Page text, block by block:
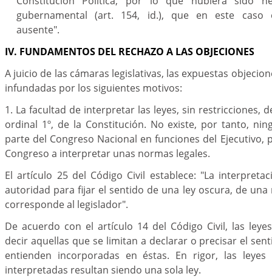
gubernamental (art. 154, id.), que en este caso
ausente".
IV. FUNDAMENTOS DEL RECHAZO A LAS OBJECIONES
A juicio de las cámaras legislativas, las expuestas
infundadas por los siguientes motivos:
1. La facultad de interpretar las leyes, sin restricciones,
ordinal 1º, de la Constitución. No existe, por tanto,
parte del Congreso Nacional en funciones del Ejecutivo,
Congreso a interpretar unas normas legales.
El artículo 25 del Código Civil establece: "La
autoridad para fijar el sentido de una ley oscura, de una
corresponde al legislador".
De acuerdo con el artículo 14 del Código Civil, las
decir aquellas que se limitan a declarar o precisar el
entienden incorporadas en éstas. En rigor, las
interpretadas resultan siendo una sola ley.